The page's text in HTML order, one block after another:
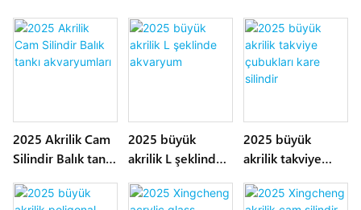
2025 Akrilik Cam
Silindir Balık tankı
2025 büyük
akrilik L şeklinde
2025 büyük
akrilik takviye
silindir